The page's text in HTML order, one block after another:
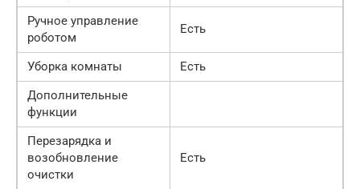
Ручное управление
роботом
Есть
Уборка комнаты
Есть
Дополнительные
функции
Перезарядка и
возобновление
очистки
Есть